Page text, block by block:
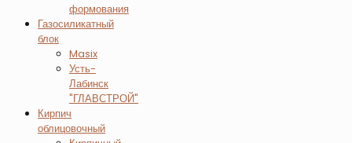
формования
Газосиликатный
блок
Masix
Усть-
Лабинск
"ГЛАВСТРОЙ"
Кирпич
облицовочный